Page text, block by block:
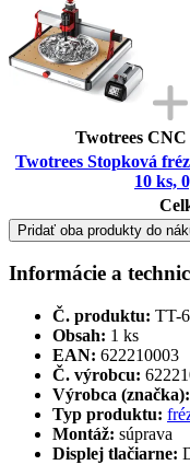
Twotrees
Twotrees Stopková
10 ks,
Pridať oba produkty do
Informácie a
Č. produktu: TT-
Obsah: 1 ks
EAN: 622210003
Č. výrobcu:
Výrobca (značka):
Typ produktu:
Montáž: súprava
Displej tlačiarne: